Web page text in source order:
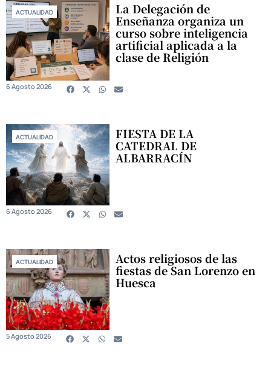
ACTUALIDAD La Delegación de
Enseñanza organiza un
curso sobre inteligencia
artificial aplicada a la
clase de Religión
6 Agosto 2026
ACTUALIDAD FIESTA DE LA
CATEDRAL DE
ALBARRACÍN
6 Agosto 2026
ACTUALIDAD Actos religiosos de las
fiestas de San Lorenzo en
Huesca
5 Agosto 2026